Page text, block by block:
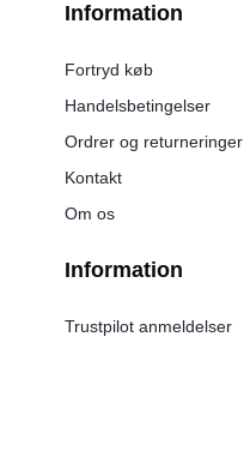
Information
Fortryd køb
Handelsbetingelser
Ordrer og returneringer
Kontakt
Om os
Information
Trustpilot anmeldelser